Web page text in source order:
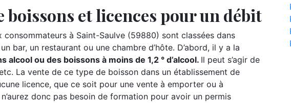
boissons et licences pour un débit
consommateurs à Saint-Saulve (59880) sont classées dans
bar, un restaurant ou une chambre d’hôte. D’abord, il y a la
alcool ou des boissons à moins de 1,2 ° d’alcool. Il peut s’agir de
La vente de ce type de boisson dans un établissement de
licence, que ce soit pour une vente à emporter ou à
donc pas besoin de formation pour avoir un permis